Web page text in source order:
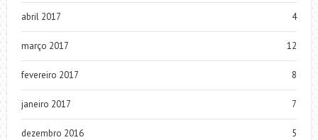
abril 2017 4
março 2017 12
fevereiro 2017 8
janeiro 2017 7
dezembro 2016 5